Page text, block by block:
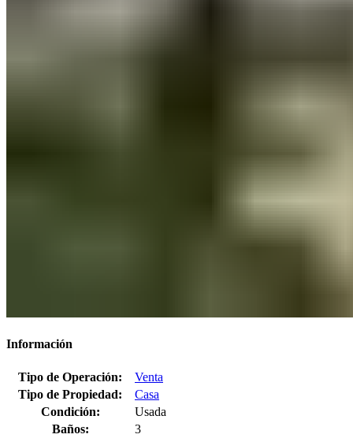
Información
Tipo de Operación:
Venta
Tipo de Propiedad:
Casa
Condición:
Usada
Baños:
3